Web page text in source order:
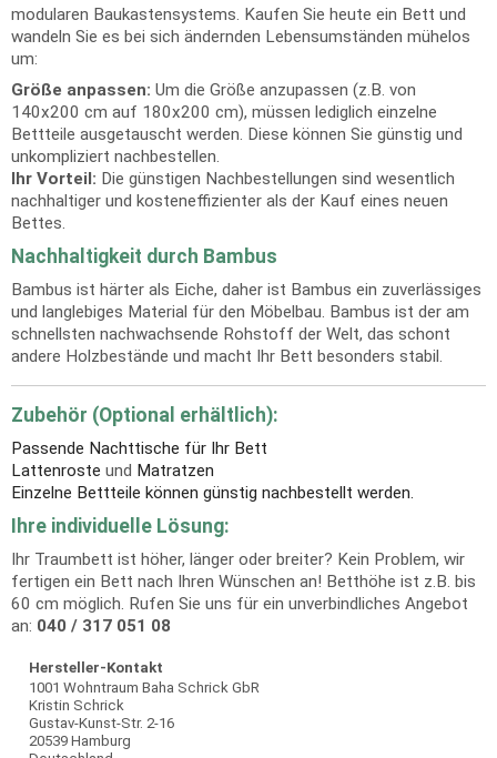
modularen Baukastensystems. Kaufen Sie heute ein Bett und
wandeln Sie es bei sich ändernden Lebensumständen mühelos
um:
Größe anpassen: Um die Größe anzupassen (z.B. von
140x200 cm auf 180x200 cm), müssen lediglich einzelne
Bettteile ausgetauscht werden. Diese können Sie günstig und
unkompliziert nachbestellen.
Ihr Vorteil: Die günstigen Nachbestellungen sind wesentlich
nachhaltiger und kosteneffizienter als der Kauf eines neuen
Bettes.
Nachhaltigkeit durch Bambus
Bambus ist härter als Eiche, daher ist Bambus ein zuverlässiges
und langlebiges Material für den Möbelbau. Bambus ist der am
schnellsten nachwachsende Rohstoff der Welt, das schont
andere Holzbestände und macht Ihr Bett besonders stabil.
Zubehör (Optional erhältlich):
Passende Nachttische für Ihr Bett
Lattenroste und Matratzen
Einzelne Bettteile können günstig nachbestellt werden.
Ihre individuelle Lösung:
Ihr Traumbett ist höher, länger oder breiter? Kein Problem, wir
fertigen ein Bett nach Ihren Wünschen an! Betthöhe ist z.B. bis
60 cm möglich. Rufen Sie uns für ein unverbindliches Angebot
an: 040 / 317 051 08
Hersteller-Kontakt
1001 Wohntraum Baha Schrick GbR
Kristin Schrick
Gustav-Kunst-Str. 2-16
20539 Hamburg